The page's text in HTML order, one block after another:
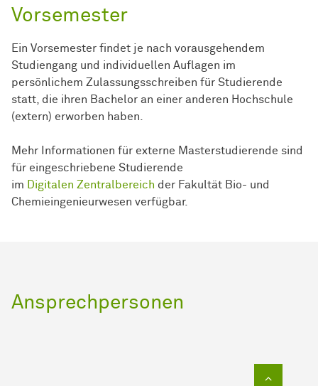
Vorsemester
Ein Vorsemester findet je nach vorausgehendem
Studiengang und individuellen Auflagen im
persönlichem Zulassungsschreiben für Studierende
statt, die ihren Bachelor an einer anderen Hochschule
(extern) erworben haben.
Mehr Informationen für externe Masterstudierende sind
für eingeschriebene Studierende
im Digitalen Zentralbereich der Fakultät Bio- und
Chemieingenieurwesen verfügbar.
Ansprechpersonen